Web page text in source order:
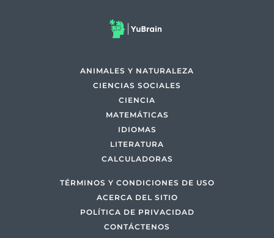
ANIMALES Y NATURALEZA
CIENCIAS SOCIALES
CIENCIA
MATEMÁTICAS
IDIOMAS
LITERATURA
CALCULADORAS
TÉRMINOS Y CONDICIONES DE USO
ACERCA DEL SITIO
POLÍTICA DE PRIVACIDAD
CONTÁCTENOS